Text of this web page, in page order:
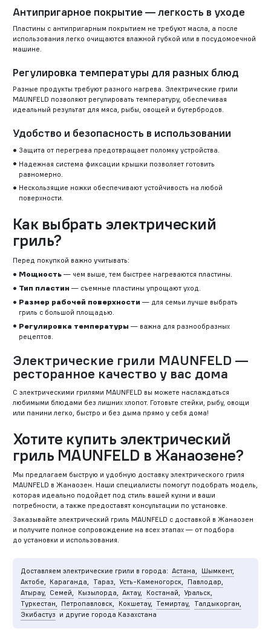
Антипригарное покрытие — легкость в уходе
Пластины с антипригарным покрытием не требуют масла, а после
использования легко очищаются влажной губкой или в посудомоечной
машине.
Регулировка температуры для разных блюд
Разные продукты требуют разного нагрева. Электрические грили
MAUNFELD позволяют регулировать температуру, обеспечивая
идеальный результат для мяса, рыбы, овощей и бутербродов.
Удобство и безопасность в использовании
Защита от перегрева предотвращает поломку устройства.
Надежная система фиксации крышки позволяет готовить
равномерно.
Нескользящие ножки обеспечивают устойчивость на любой
поверхности.
Как выбрать электрический
гриль?
Перед покупкой важно учитывать:
Мощность — чем выше, тем быстрее нагреваются пластины.
Тип пластин — съемные пластины упрощают уход.
Размер рабочей поверхности — для семьи лучше выбрать
гриль с большой площадью.
Регулировка температуры — важна для разнообразных
рецептов.
Электрические грили MAUNFELD —
ресторанное качество у вас дома
С электрическими грилями MAUNFELD вы можете наслаждаться
любимыми блюдами без лишних хлопот. Готовьте стейки, рыбу, овощи
или панини легко, быстро и без дыма прямо у себя дома!
Хотите купить электрический
гриль MAUNFELD в Жанаозене?
Мы предлагаем быструю и удобную доставку электрического гриля
MAUNFELD в Жанаозен. Наши специалисты помогут подобрать модель,
которая идеально подойдет под стиль вашей кухни и ваши
потребности, а также предоставят консультации по установке.
Заказывайте электрический гриль MAUNFELD с доставкой в Жанаозен
и получите полное сопровождение на всех этапах — от подбора
до установки и использования.
Доставляем электрические грили в города: Астана,
Шымкент,
Актобе, Караганда, Тараз, Усть-Каменогорск,
Павлодар,
Атырау, Семей, Кызылорда, Актау, Костанай, Уральск,
Туркестан, Петропавловск, Кокшетау, Темиртау,
Талдыкорган,
Экибастуз и другие города Казахстана